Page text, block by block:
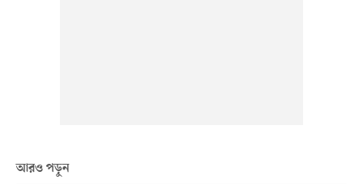
আরও পড়ুন